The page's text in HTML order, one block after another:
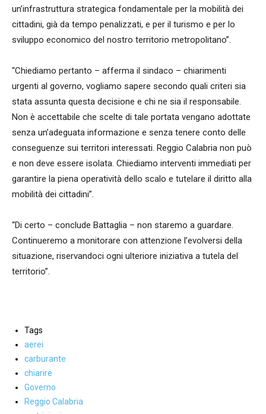
un’infrastruttura strategica fondamentale per la mobilità dei
cittadini, già da tempo penalizzati, e per il turismo e per lo
sviluppo economico del nostro territorio metropolitano”.
“Chiediamo pertanto – afferma il sindaco – chiarimenti
urgenti al governo, vogliamo sapere secondo quali criteri sia
stata assunta questa decisione e chi ne sia il responsabile.
Non è accettabile che scelte di tale portata vengano adottate
senza un’adeguata informazione e senza tenere conto delle
conseguenze sui territori interessati. Reggio Calabria non può
e non deve essere isolata. Chiediamo interventi immediati per
garantire la piena operatività dello scalo e tutelare il diritto alla
mobilità dei cittadini”.
“Di certo – conclude Battaglia – non staremo a guardare.
Continueremo a monitorare con attenzione l’evolversi della
situazione, riservandoci ogni ulteriore iniziativa a tutela del
territorio”.
Tags
aerei
carburante
chiarire
Governo
Reggio Calabria